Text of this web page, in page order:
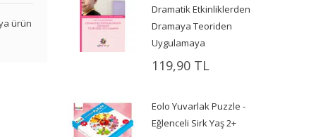
ürün
Dramatik Etkinliklerden
Dramaya Teoriden
Uygulamaya
119,90 TL
Eolo Yuvarlak Puzzle -
Eğlenceli Sirk Yaş 2+